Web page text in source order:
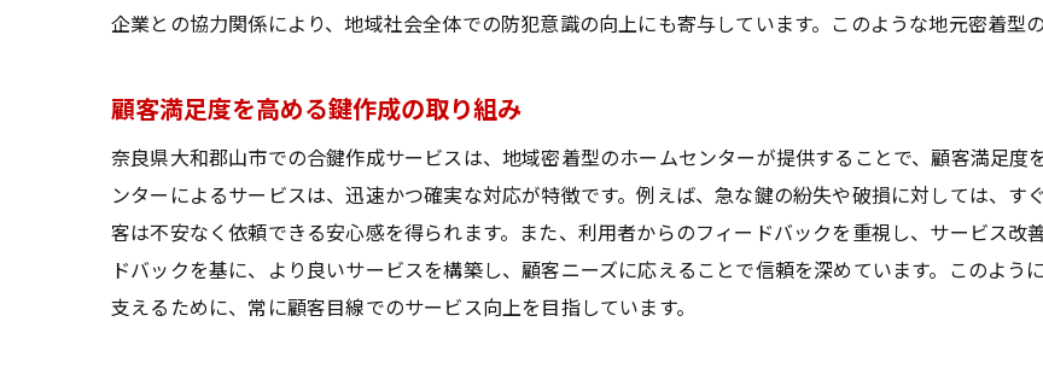
合鍵ホームセンターで味わう安心と信頼の理由
安全を保証する鍵作成のプロセス
信頼されるスタッフとその技術
企業との協力関係により、地域社会全体での防犯意識の向上にも寄与しています。このような地元密着型
顧客満足度を高める鍵作成の取り組み
奈良県大和郡山市での合鍵作成サービスは、地域密着型のホームセンターが提供することで、顧客満足度
ンターによるサービスは、迅速かつ確実な対応が特徴です。例えば、急な鍵の紛失や破損に対しては、す
客は不安なく依頼できる安心感を得られます。また、利用者からのフィードバックを重視し、サービス改
ドバックを基に、より良いサービスを構築し、顧客ニーズに応えることで信頼を深めています。このよう
支えるために、常に顧客目線でのサービス向上を目指しています。